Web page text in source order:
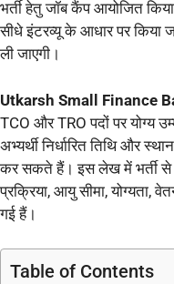
भर्ती हेतु जॉब कैंप आयोजित
सीधे इंटरव्यू के आधार पर किया
ली जाएगी।
Utkarsh Small Finance
TCO और TRO पदों पर योग्य
अभ्यर्थी निर्धारित तिथि और
कर सकते हैं। इस लेख में भर्ती से
प्रक्रिया, आयु सीमा, योग्यता,
गई हैं।
Table of Contents